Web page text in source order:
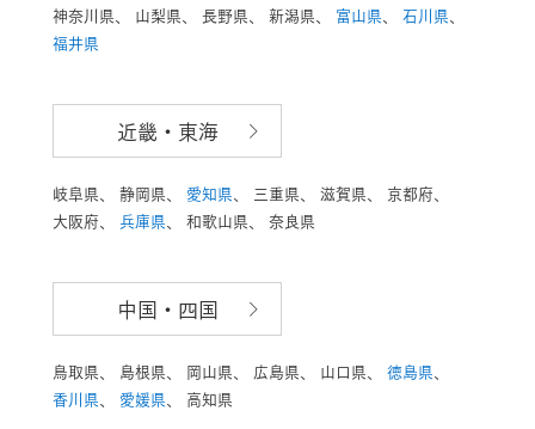
神奈川県、
山梨県、 長野県、 新潟県、 富山県 石川県
福井県
近畿・東海
岐阜県、 静岡県、 愛知県 三重県、 滋賀県、
京都府、
大阪府、
兵庫県 和歌山県、 奈良県
中国・四国
鳥取県、 島根県、 岡山県、 広島県、 山口県、 徳島県
香川県
愛媛県 高知県